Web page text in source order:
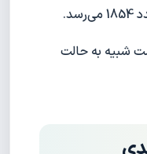
شبیه به حالت